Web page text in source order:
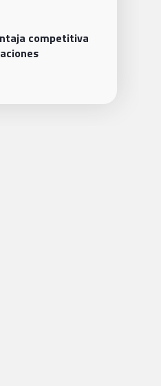
competitiva